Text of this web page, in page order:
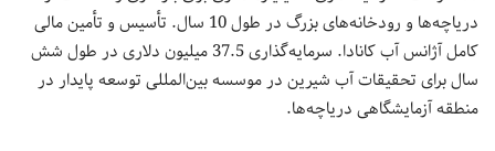
دریاچه‌ها و رودخانه‌های بزرگ در طول 10 سال. تأسیس و تأمین مالی
کامل آژانس آب کانادا. سرمایه‌گذاری 37.5 میلیون دلاری در طول شش
سال برای تحقیقات آب شیرین در موسسه بین‌المللی توسعه پایدار در
منطقه آزمایشگاهی دریاچه‌ها.